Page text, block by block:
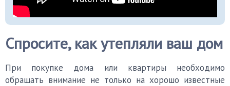
Спросите, как утепляли ваш дом
При покупке дома или квартиры необходимо
обращать внимание не только на хорошо известные